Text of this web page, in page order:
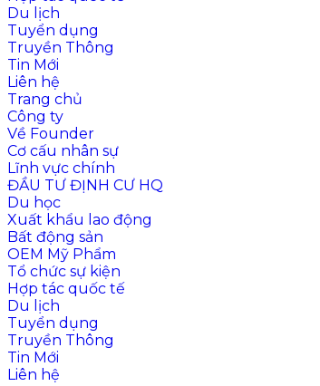
Du lịch
Tuyển dụng
Truyền Thông
Tin Mới
Liên hệ
Trang chủ
Công ty
Về Founder
Cơ cấu nhân sự
Lĩnh vực chính
ĐẦU TƯ ĐỊNH CƯ HQ
Du học
Xuất khẩu lao động
Bất động sản
OEM Mỹ Phẩm
Tổ chức sự kiện
Hợp tác quốc tế
Du lịch
Tuyển dụng
Truyền Thông
Tin Mới
Liên hệ